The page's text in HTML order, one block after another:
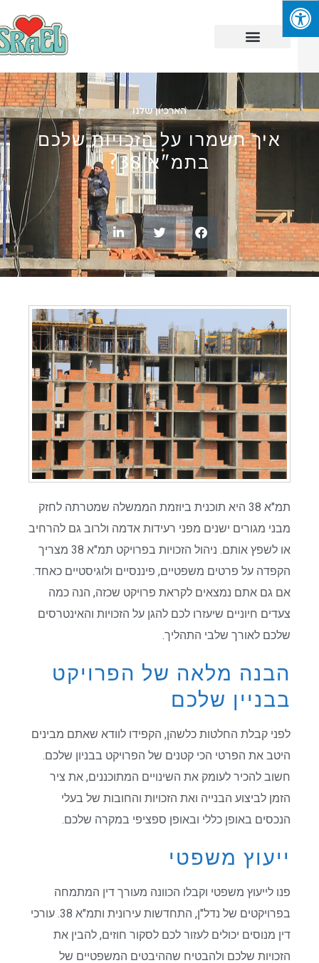
הארכיון שלנו
איך תשמרו על הזכויות שלכם
בתמ"א 38?
תמ"א 38 היא תוכנית ביוזמת הממשלה שמטרתה לחזק
מבני מגורים ישנים מפני רעידות אדמה ולרוב גם להרחיב
או לשפץ אותם. ניהול הזכויות בפרויקט תמ"א 38 מצריך
הקפדה על פרטים משפטיים, פיננסיים ולוגיסטיים כאחד.
אם גם אתם נמצאים לקראת פרויקט שכזה, הנה כמה
צעדים חיוניים שיעזרו לכם להגן על הזכויות והאינטרסים
שלכם לאורך שלבי התהליך.
הבנה מלאה של הפרויקט
בבניין שלכם
לפני קבלת החלטות כלשהן, הקפידו לוודא שאתם מבינים
היטב את הפרטי הכי קטנים של הפרויקט בבניון שלכם.
חשוב להכיר לעומק את השינויים המתוכננים, את ציר
הזמן לביצוע הבנייה ואת הזכויות והחובות של בעלי
הנכסים באופן כללי ובאופן ספציפי במקרה שלכם.
ייעוץ משפטי
פנו לייעוץ משפטי וקבלו הכוונה מעורך דין המתמחה
בפרויקטים של נדל"ן, התחדשות עירונית ותמ"א 38. עורכי
דין מנוסים יכולים לעזור לכם לסקור חוזים, להבין את
הזכויות שלכם ולהבטיח שההיבטים המשפטיים של